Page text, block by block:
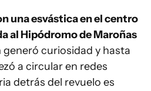
una esvástica en el centro
al Hipódromo de Maroñas
generó curiosidad y hasta
a circular en redes
detrás del revuelo es